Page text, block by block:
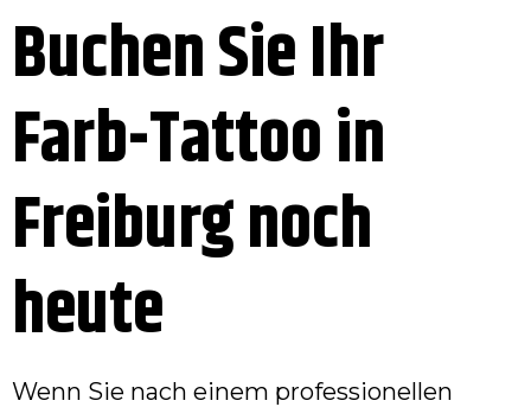
Buchen Sie Ihr
Farb-Tattoo in
Freiburg noch
heute
Wenn Sie nach einem professionellen